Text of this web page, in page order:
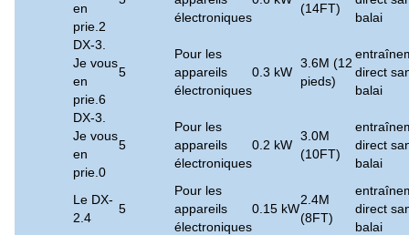
en
prie.2
électroniques
(14FT)
balai
DX-3.
Je vous
en
prie.6
5
Pour les
appareils
électroniques
0.3 kW
3.6M (12
pieds)
direct
balai
DX-3.
Je vous
en
prie.0
5
Pour les
appareils
électroniques
0.2 kW
3.0M
(10FT)
direct
balai
Le DX-
2.4
5
Pour les
appareils
électroniques
0.15 kW
2.4M
(8FT)
direct
balai